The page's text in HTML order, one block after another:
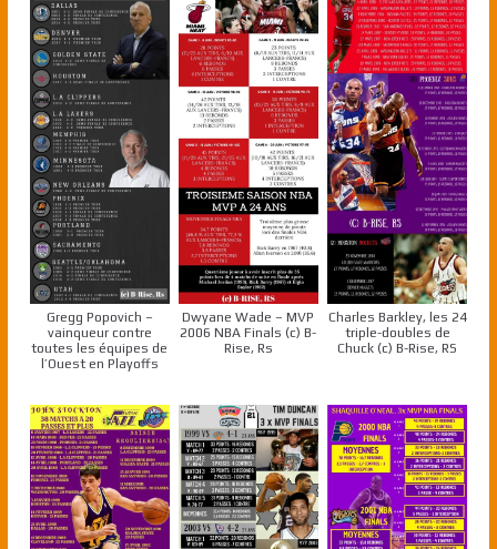
Gregg Popovich –
vainqueur contre
toutes les équipes de
l’Ouest en Playoffs
Dwyane Wade – MVP
2006 NBA Finals (c) B-
Rise, Rs
Charles Barkley, les 24
triple-doubles de
Chuck (c) B-Rise, RS